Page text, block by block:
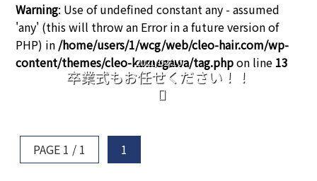
Warning: Use of undefined constant any - assumed
'any' (this will throw an Error in a future version of
PHP) in /home/users/1/wcg/web/cleo-hair.com/wp-
content/themes/cleo-kumegawa/tag.phpon line 13
2021/02/10
卒業式もお任せください！！
PAGE 1 / 1 1